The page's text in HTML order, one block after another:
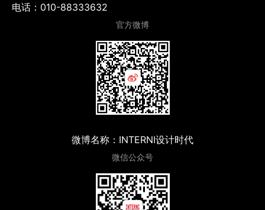
电话：010-88333632
官方微博
微博名称：INTERNI设计时代
微信公众号